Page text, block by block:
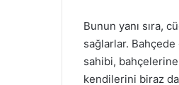
Bunun yanı sıra,
sağlarlar.
sahibi, bahçelerine
kendilerini biraz